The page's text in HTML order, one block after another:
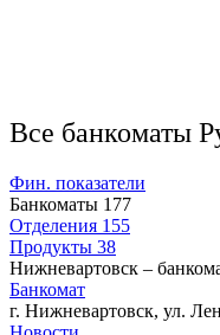
Все банкоматы
Фин. показатели
Банкоматы 177
Отделения 155
Продукты 38
Нижневартовск –
Банкомат
г. Нижневартовск, ул.